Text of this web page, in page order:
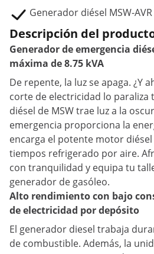
Generador diésel MSW-AVR
Descripción del
Generador de emergencia
máxima de 8.75 kVA
De repente, la luz se apaga. ¿Y
corte de electricidad lo paraliza
diésel de MSW trae luz a la
emergencia proporciona la
encarga el potente motor
tiempos refrigerado por aire.
con tranquilidad y equipa tu
generador de gasóleo.
Alto rendimiento con bajo
de electricidad por depósito
El generador diesel trabaja
de combustible. Además, la